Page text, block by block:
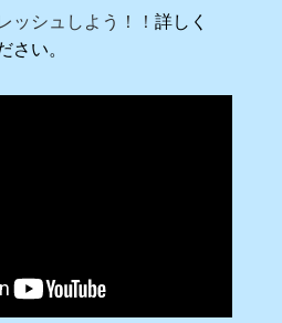
ッシュしよう！！ 詳しく
い。